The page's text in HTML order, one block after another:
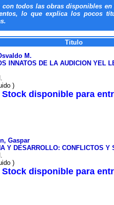
con todos las obras disponibles
lo que explica los pocos
Titulo
M.
INNATOS DE LA AUDICION YEL
)
Stock disponible para
Gaspar
Y DESARROLLO: CONFLICTOS Y
)
Stock disponible para